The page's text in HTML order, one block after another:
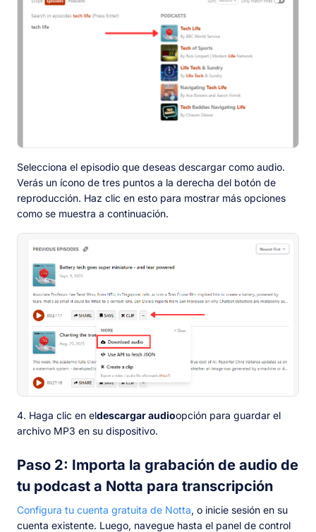
Selecciona el episodio que deseas descargar como audio.
Verás un ícono de tres puntos a la derecha del botón de
reproducción. Haz clic en esto para mostrar más opciones
como se muestra a continuación.
4. Haga clic en eldescargar audioopción para guardar el
archivo MP3 en su dispositivo.
Paso 2: Importa la grabación de audio de
tu podcast a Notta para transcripción
Configura tu cuenta gratuita de Notta, o inicie sesión en su
cuenta existente. Luego, navegue hasta el panel de control